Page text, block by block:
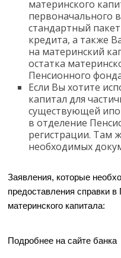
материнского
первоначального
стандартный
кредита, а также
на материнский
остатка
Пенсионного
Если Вы хотите
капитал для
существующей
в отделение
регистрации. Там
необходимых
Заявления, которые
предоставления справки
материнского капитала:
Подробнее на сайте банка